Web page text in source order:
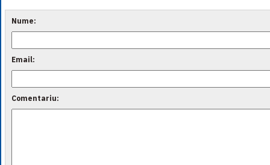
Nume:
Email:
Comentariu: